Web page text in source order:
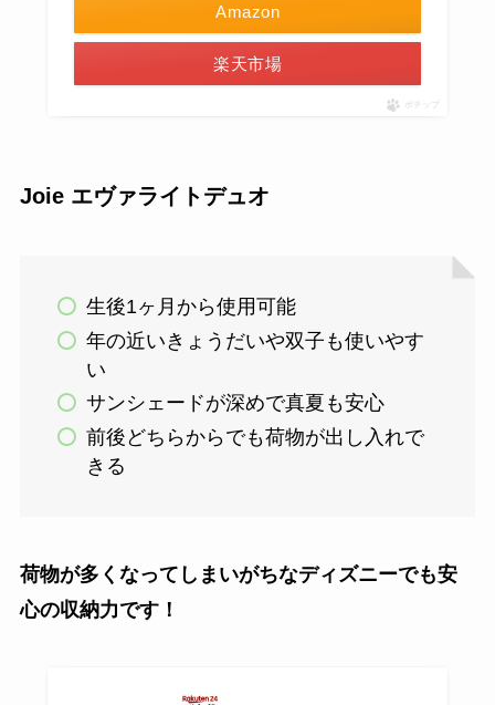
Amazon
楽天市場
ポチップ
Joie エヴァライトデュオ
生後1ヶ月から使用可能
年の近いきょうだいや双子も使いやす
い
サンシェードが深めで真夏も安心
前後どちらからでも荷物が出し入れで
きる
荷物が多くなってしまいがちなディズニーでも安
心の収納力です！